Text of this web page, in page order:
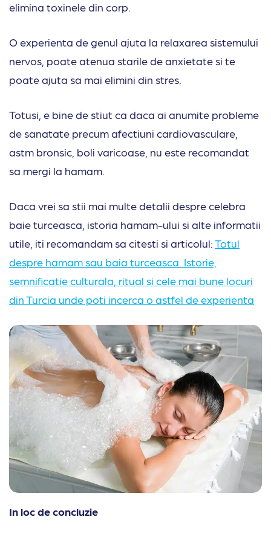
elimina toxinele din corp.
O experienta de genul ajuta la relaxarea sistemului
nervos, poate atenua starile de anxietate si te
poate ajuta sa mai elimini din stres.
Totusi, e bine de stiut ca daca ai anumite probleme
de sanatate precum afectiuni cardiovasculare,
astm bronsic, boli varicoase, nu este recomandat
sa mergi la hamam.
Daca vrei sa stii mai multe detalii despre celebra
baie turceasca, istoria hamam-ului si alte informatii
utile, iti recomandam sa citesti si articolul:Totul
despre hamam sau baia turceasca. Istorie,
semnificatie culturala, ritual si cele mai bune locuri
din Turcia unde poti incerca o astfel de experienta
In loc de concluzie